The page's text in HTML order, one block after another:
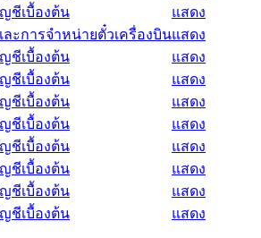
ญชีเบื้องต้น
แสดง
ะการจำหน่ายตั๋วเครื่องบินแสดง
ญชีเบื้องต้น
แสดง
ญชีเบื้องต้น
แสดง
ญชีเบื้องต้น
แสดง
ญชีเบื้องต้น
แสดง
ญชีเบื้องต้น
แสดง
ญชีเบื้องต้น
แสดง
ญชีเบื้องต้น
แสดง
ญชีเบื้องต้น
แสดง